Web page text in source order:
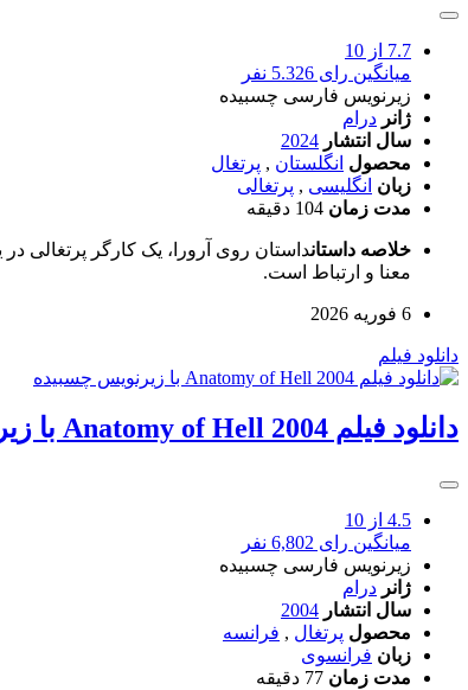
7.7 از 10
میانگین رای 5.326 نفر
زیرنویس فارسی چسبیده
ژانر درام
سال انتشار 2024
محصول انگلستان , پرتغال
زبان انگلیسی , پرتغالی
مدت زمان 104 دقیقه
خلاصه داستانداستان روی آرورا، یک کارگر پرتغالی
معنا و ارتباط است.
6 فوریه 2026
دانلود فیلم
دانلود فیلم Anatomy of Hell 2004 با زیرنویس چسبیده
4.5 از 10
میانگین رای 6,802 نفر
زیرنویس فارسی چسبیده
ژانر درام
سال انتشار 2004
محصول پرتغال , فرانسه
زبان فرانسوی
مدت زمان 77 دقیقه